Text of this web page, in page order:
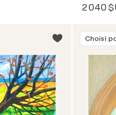
2 040
Choisi